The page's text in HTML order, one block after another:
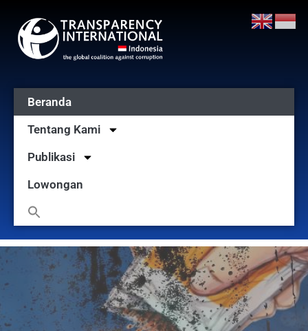
Beranda
Tentang Kami
Publikasi
Lowongan